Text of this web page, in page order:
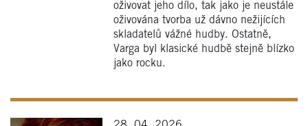
oživovat jeho dílo, tak jako je neustále
oživována tvorba už dávno nežijících
skladatelů vážné hudby. Ostatně,
Varga byl klasické hudbě stejně blízko
jako rocku.